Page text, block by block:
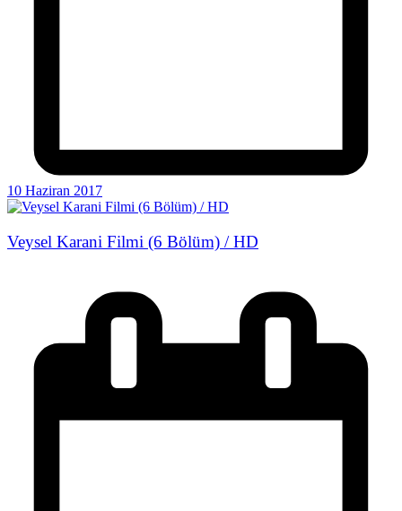
10 Haziran 2017
Veysel Karani Filmi (6 Bölüm) / HD